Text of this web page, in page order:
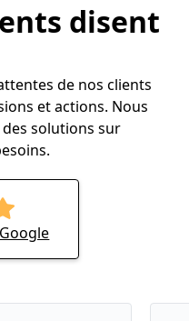
disent
de nos clients
et actions. Nous
solutions sur